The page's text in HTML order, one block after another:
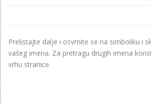
Prelistajte dalje i osvrnite se na simboliku i
vašeg imena. Za pretragu drugih imena
vrhu stranice.